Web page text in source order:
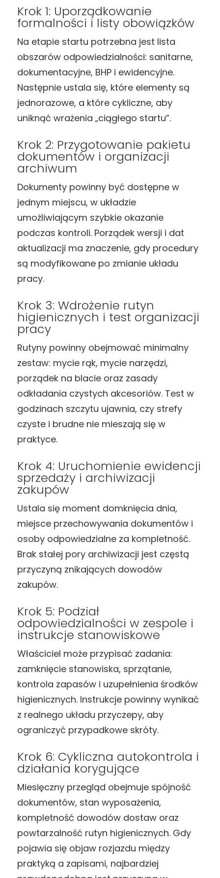
Krok 1: Uporządkowanie
formalności i listy obowiązków
Na etapie startu potrzebna jest lista
obszarów odpowiedzialności: sanitarne,
dokumentacyjne, BHP i ewidencyjne.
Następnie ustala się, które elementy są
jednorazowe, a które cykliczne, aby
uniknąć wrażenia „ciągłego startu”.
Krok 2: Przygotowanie pakietu
dokumentów i organizacji
archiwum
Dokumenty powinny być dostępne w
jednym miejscu, w układzie
umożliwiającym szybkie okazanie
podczas kontroli. Porządek wersji i dat
aktualizacji ma znaczenie, gdy procedury
są modyfikowane po zmianie układu
pracy.
Krok 3: Wdrożenie rutyn
higienicznych i test organizacji
pracy
Rutyny powinny obejmować minimalny
zestaw: mycie rąk, mycie narzędzi,
porządek na blacie oraz zasady
odkładania czystych akcesoriów. Test w
godzinach szczytu ujawnia, czy strefy
czyste i brudne nie mieszają się w
praktyce.
Krok 4: Uruchomienie ewidencji
sprzedaży i archiwizacji
zakupów
Ustala się moment domknięcia dnia,
miejsce przechowywania dokumentów i
osoby odpowiedzialne za kompletność.
Brak stałej pory archiwizacji jest częstą
przyczyną znikających dowodów
zakupów.
Krok 5: Podział
odpowiedzialności w zespole i
instrukcje stanowiskowe
Właściciel może przypisać zadania:
zamknięcie stanowiska, sprzątanie,
kontrola zapasów i uzupełnienia środków
higienicznych. Instrukcje powinny wynikać
z realnego układu przyczepy, aby
ograniczyć przypadkowe skróty.
Krok 6: Cykliczna autokontrola i
działania korygujące
Miesięczny przegląd obejmuje spójność
dokumentów, stan wyposażenia,
kompletność dowodów dostaw oraz
powtarzalność rutyn higienicznych. Gdy
pojawia się objaw rozjazdu między
praktyką a zapisami, najbardziej